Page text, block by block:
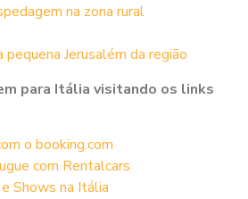
na zona rural
Jerusalém da região
para Itália visitando os links
o booking.com
com Rentalcars
Shows na Itália